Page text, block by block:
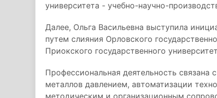
университета - учебно-научно-
Далее, Ольга Васильевна выступила
путем слияния Орловского
Приокского государственного
Профессиональная деятельность
металлов давлением, автоматизации
методическим и организационным